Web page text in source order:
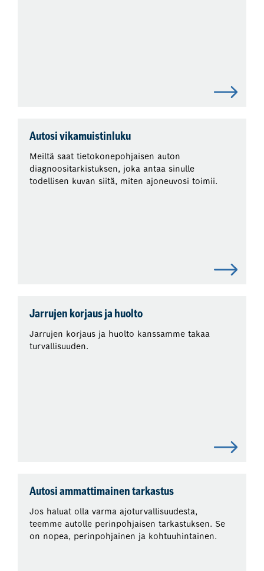
Autosi vikamuistinluku
Meiltä saat tietokonepohjaisen auton
diagnoositarkistuksen, joka antaa sinulle
todellisen kuvan siitä, miten ajoneuvosi toimii.
Jarrujen korjaus ja huolto
Jarrujen korjaus ja huolto kanssamme takaa
turvallisuuden.
Autosi ammattimainen tarkastus
Jos haluat olla varma ajoturvallisuudesta,
teemme autolle perinpohjaisen tarkastuksen. Se
on nopea, perinpohjainen ja kohtuuhintainen.